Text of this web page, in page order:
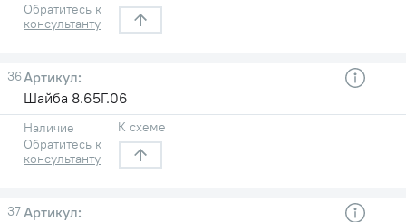
Обратитесь к
консультанту
36
Шайба 8.65Г.06
Наличие
Обратитесь к
консультанту
К схеме
37